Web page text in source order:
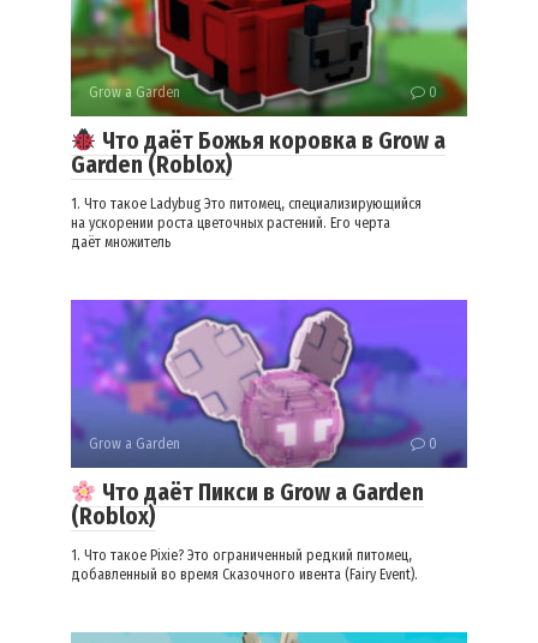
Grow a Garden 0
Что даёт Божья коровка в Grow a
Garden (Roblox)
1. Что такое Ladybug Это питомец, специализирующийся
на ускорении роста цветочных растений. Его черта
даёт множитель
Grow a Garden 0
Что даёт Пикси в Grow a Garden
(Roblox)
1. Что такое Pixie? Это ограниченный редкий питомец,
добавленный во время Сказочного ивента (Fairy Event).